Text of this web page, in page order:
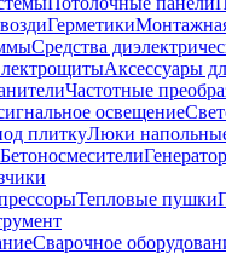
Герметики
Средства
Аксессуары
Частотные
освещение
плиткуЛюки
Бетоносмесители
Тепловые пушки
Сварочное